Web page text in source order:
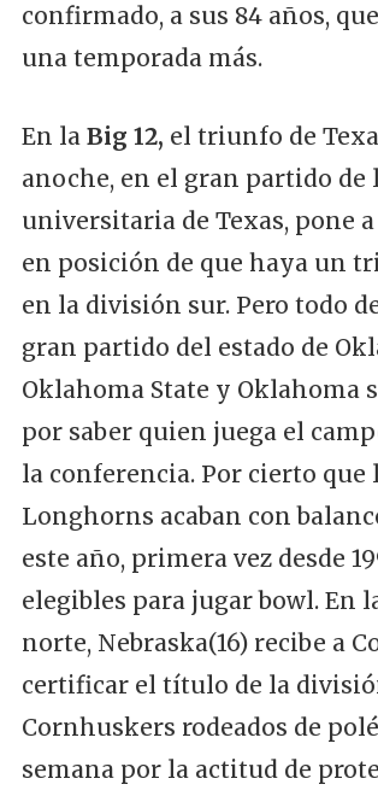
confirmado, a sus 84 años,
una temporada más.
En la Big 12, el triunfo de
anoche, en el gran partido de
universitaria de Texas, pone
en posición de que haya un
en la división sur. Pero todo
gran partido del estado de
Oklahoma State y Oklahoma
por saber quien juega el
la conferencia. Por cierto que
Longhorns acaban con
este año, primera vez desde
elegibles para jugar bowl. En
norte, Nebraska(16) recibe a
certificar el título de la
Cornhuskers rodeados de
semana por la actitud de